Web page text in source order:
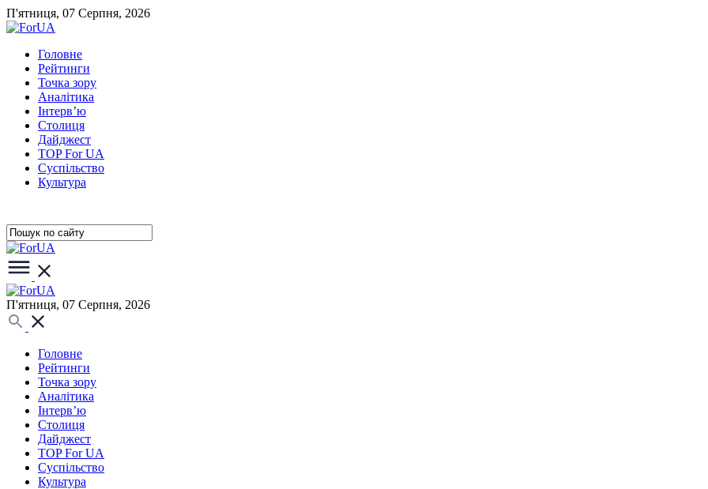
П'ятниця, 07 Серпня, 2026
Головне
Рейтинги
Точка зору
Аналітика
Інтерв’ю
Столиця
Дайджест
TOP For UA
Суспiльство
Культура
П'ятниця, 07 Серпня, 2026
Головне
Рейтинги
Точка зору
Аналітика
Інтерв’ю
Столиця
Дайджест
TOP For UA
Суспiльство
Культура